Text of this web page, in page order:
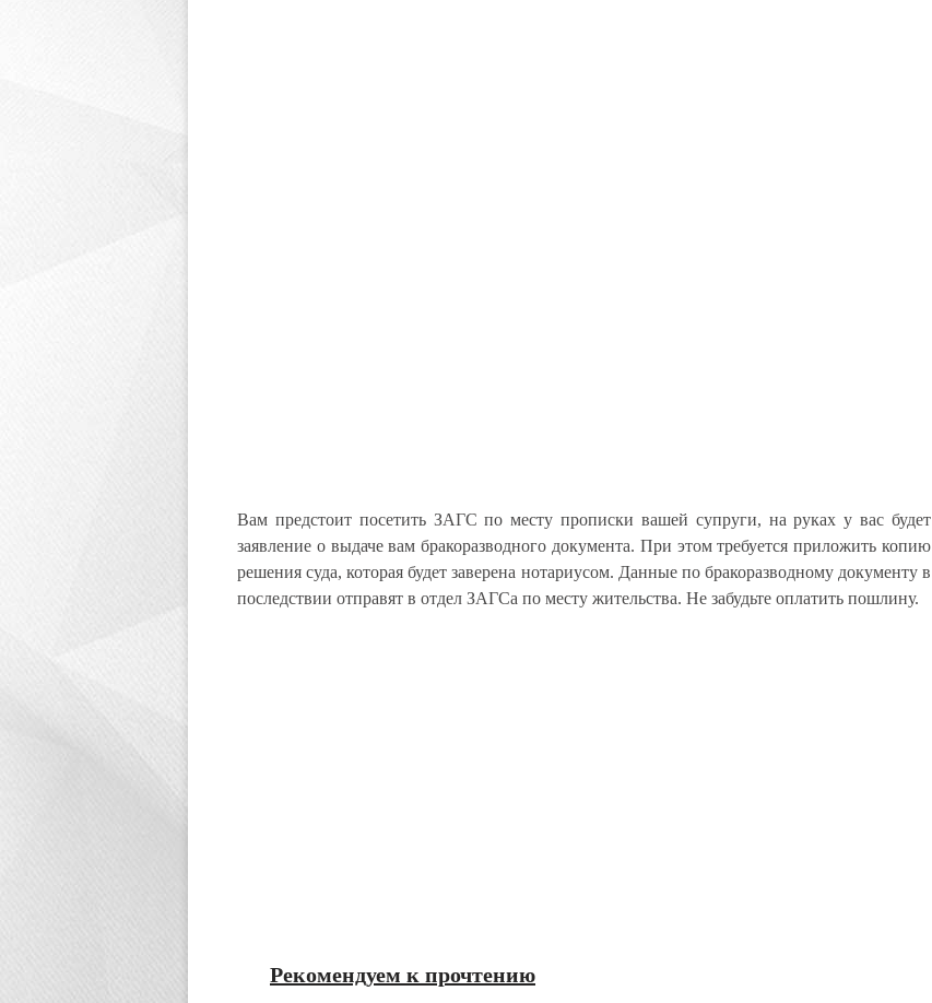
Вам предстоит посетить ЗАГС по месту прописки вашей супруги, на руках у вас будет
заявление о выдаче вам бракоразводного документа. При этом требуется приложить копию
решения суда, которая будет заверена нотариусом. Данные по бракоразводному документу в
последствии отправят в отдел ЗАГСа по месту жительства. Не забудьте оплатить пошлину.
Рекомендуем к прочтению